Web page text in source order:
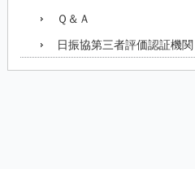
Ｑ＆Ａ
日振協第三者評価認証機関